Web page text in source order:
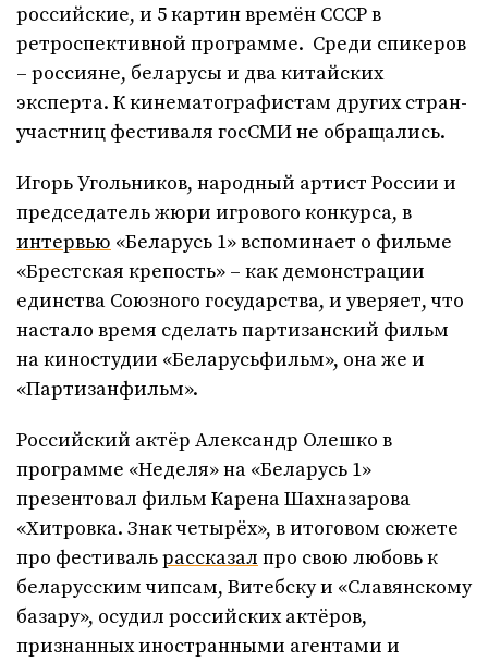
российские, и 5 картин времён СССР в
ретроспективной программе. Среди спикеров
– россияне, беларусы и два китайских
эксперта. К кинематографистам других стран-
участниц фестиваля госСМИ не обращались.
Игорь Угольников, народный артист России и
председатель жюри игрового конкурса, в
интервью «Беларусь 1» вспоминает о фильме
«Брестская крепость» – как демонстрации
единства Союзного государства, и уверяет, что
настало время сделать партизанский фильм
на киностудии «Беларусьфильм», она же и
«Партизанфильм».
Российский актёр Александр Олешко в
программе «Неделя» на «Беларусь 1»
презентовал фильм Карена Шахназарова
«Хитровка. Знак четырёх», в итоговом сюжете
про фестивальрассказал про свою любовь к
беларусским чипсам, Витебску и «Славянскому
базару», осудил российских актёров,
признанных иностранными агентами и